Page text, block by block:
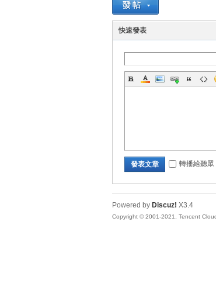
好
快速發表
發表文章 轉播給聽眾
Powered by Discuz! X3.4
Copyright © 2001-2021, Tencent